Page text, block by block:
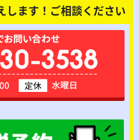
します！ご相談ください